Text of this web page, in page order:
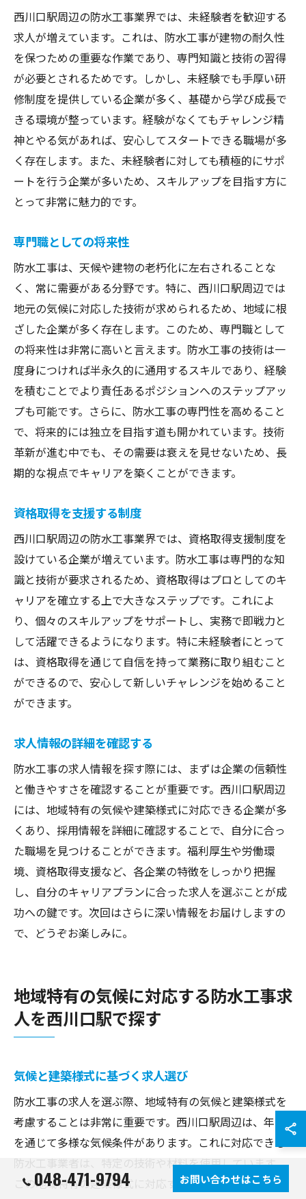
西川口駅周辺の防水工事業界では、未経験者を歓迎する
求人が増えています。これは、防水工事が建物の耐久性
を保つための重要な作業であり、専門知識と技術の習得
が必要とされるためです。しかし、未経験でも手厚い研
修制度を提供している企業が多く、基礎から学び成長で
きる環境が整っています。経験がなくてもチャレンジ精
神とやる気があれば、安心してスタートできる職場が多
く存在します。また、未経験者に対しても積極的にサポ
ートを行う企業が多いため、スキルアップを目指す方に
とって非常に魅力的です。
専門職としての将来性
防水工事は、天候や建物の老朽化に左右されることな
く、常に需要がある分野です。特に、西川口駅周辺では
地元の気候に対応した技術が求められるため、地域に根
ざした企業が多く存在します。このため、専門職として
の将来性は非常に高いと言えます。防水工事の技術は一
度身につければ半永久的に通用するスキルであり、経験
を積むことでより責任あるポジションへのステップアッ
プも可能です。さらに、防水工事の専門性を高めること
で、将来的には独立を目指す道も開かれています。技術
革新が進む中でも、その需要は衰えを見せないため、長
期的な視点でキャリアを築くことができます。
資格取得を支援する制度
西川口駅周辺の防水工事業界では、資格取得支援制度を
設けている企業が増えています。防水工事は専門的な知
識と技術が要求されるため、資格取得はプロとしてのキ
ャリアを確立する上で大きなステップです。これによ
り、個々のスキルアップをサポートし、実務で即戦力と
して活躍できるようになります。特に未経験者にとって
は、資格取得を通じて自信を持って業務に取り組むこと
ができるので、安心して新しいチャレンジを始めること
ができます。
求人情報の詳細を確認する
防水工事の求人情報を探す際には、まずは企業の信頼性
と働きやすさを確認することが重要です。西川口駅周辺
には、地域特有の気候や建築様式に対応できる企業が多
くあり、採用情報を詳細に確認することで、自分に合っ
た職場を見つけることができます。福利厚生や労働環
境、資格取得支援など、各企業の特徴をしっかり把握
し、自分のキャリアプランに合った求人を選ぶことが成
功への鍵です。次回はさらに深い情報をお届けしますの
で、どうぞお楽しみに。
地域特有の気候に対応する防水工事求
人を西川口駅で探す
気候と建築様式に基づく求人選び
防水工事の求人を選ぶ際、地域特有の気候と建築様式を
考慮することは非常に重要です。西川口駅周辺は、年間
を通じて多様な気候条件があります。これに対応できる
防水工事業者は、特定の技術や材料を使用しています。
この地域特有の建築様式に対応するための専門知識を持
048-471-9794 お問い合わせはこちら